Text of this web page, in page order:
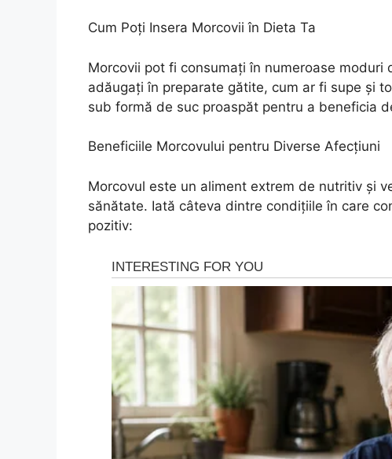
Cum Poți Insera Morcovii în Dieta Ta
Morcovii pot fi consumați în numeroase
adăugați în preparate gătite, cum ar fi supe și
sub formă de suc proaspăt pentru a beneficia
Beneficiile Morcovului pentru Diverse Afecțiuni
Morcovul este un aliment extrem de nutritiv și
sănătate. Iată câteva dintre condițiile în care
pozitiv: